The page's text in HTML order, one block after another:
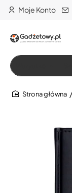
Moje Konto
Szukaj…